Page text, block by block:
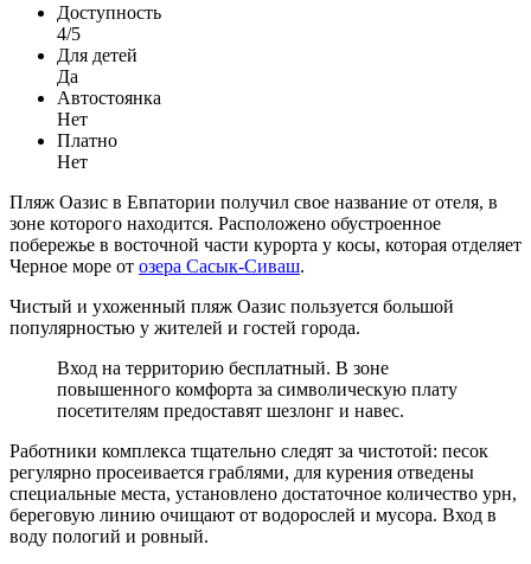
Доступность
4/5
Для детей
Да
Автостоянка
Нет
Платно
Нет
Пляж Оазис в Евпатории получил свое название от отеля, в
зоне которого находится. Расположено обустроенное
побережье в восточной части курорта у косы, которая отделяет
Черное море от озера Сасык-Сиваш.
Чистый и ухоженный пляж Оазис пользуется большой
популярностью у жителей и гостей города.
Вход на территорию бесплатный. В зоне
повышенного комфорта за символическую плату
посетителям предоставят шезлонг и навес.
Работники комплекса тщательно следят за чистотой: песок
регулярно просеивается граблями, для курения отведены
специальные места, установлено достаточное количество урн,
береговую линию очищают от водорослей и мусора. Вход в
воду пологий и ровный.